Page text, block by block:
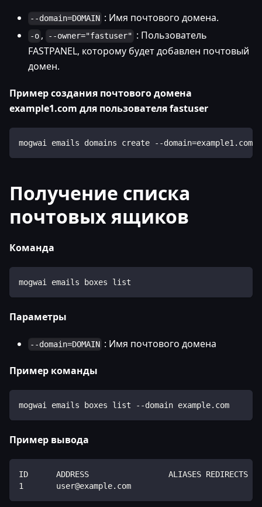
--domain=DOMAIN : Имя почтового домена.
-o , --owner="fastuser" : Пользователь
FASTPANEL, которому будет добавлен почтовый
домен.
Пример создания почтового домена
example1.com для пользователя fastuser
mogwai emails domains create --
Получение списка
почтовых ящиков
Команда
mogwai emails boxes list
Параметры
--domain=DOMAIN : Имя почтового домена
Пример команды
mogwai emails boxes list --domain example.com
Пример вывода
ID      ADDRESS                 ALIASES REDIRECTS
1       user@example.com